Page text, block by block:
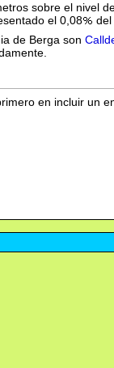
sobre el nivel
el 0,08
del
de Berga son
en incluir un